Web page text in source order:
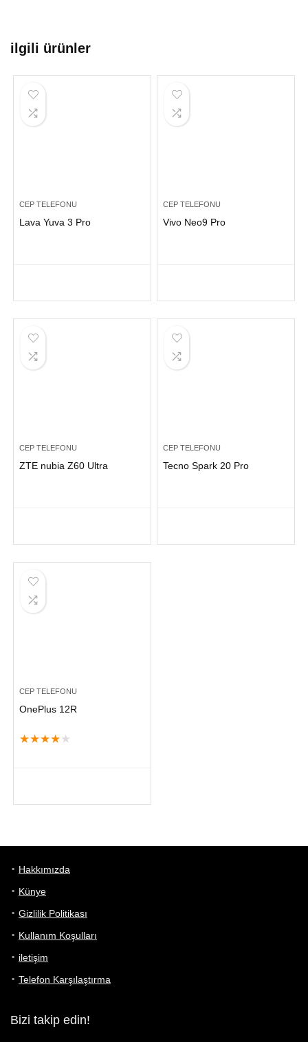
ilgili ürünler
CEP TELEFONU
Lava Yuva 3 Pro
CEP TELEFONU
Vivo Neo9 Pro
CEP TELEFONU
ZTE nubia Z60 Ultra
CEP TELEFONU
Tecno Spark 20 Pro
CEP TELEFONU
OnePlus 12R
★★★★ ★
Hakkımızda
Künye
Gizlilik Politikası
Kullanım Koşulları
iletişim
Telefon Karşılaştırma
Bizi takip edin!